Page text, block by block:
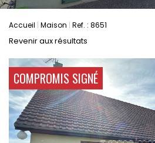
Gestion
Garantie Loyers
Assurances
SYNDIC
CONTACT
Accueil Maison Ref. : 8651
Revenir aux résultats
COMPROMIS SIGNÉ